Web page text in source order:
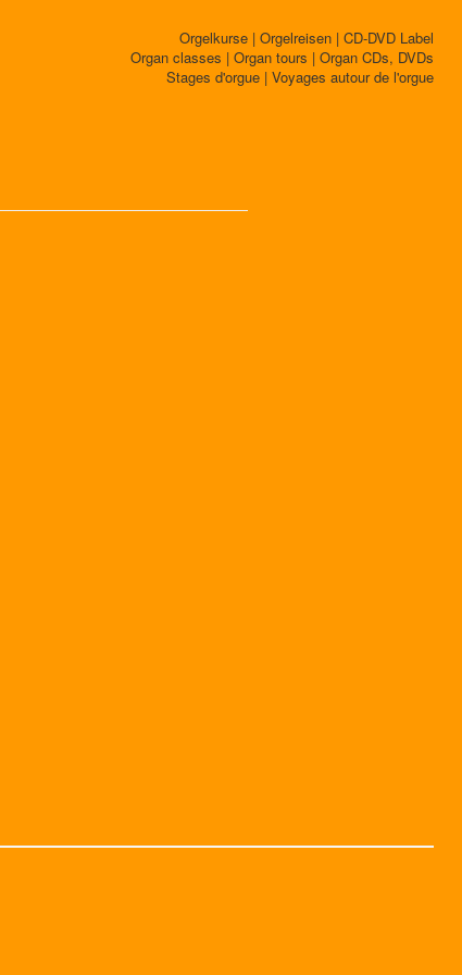
Orgelkurse | Orgelreisen | CD-DVD Label
Organ classes | Organ tours | Organ CDs, DVDs
Stages d'orgue | Voyages autour de l'orgue